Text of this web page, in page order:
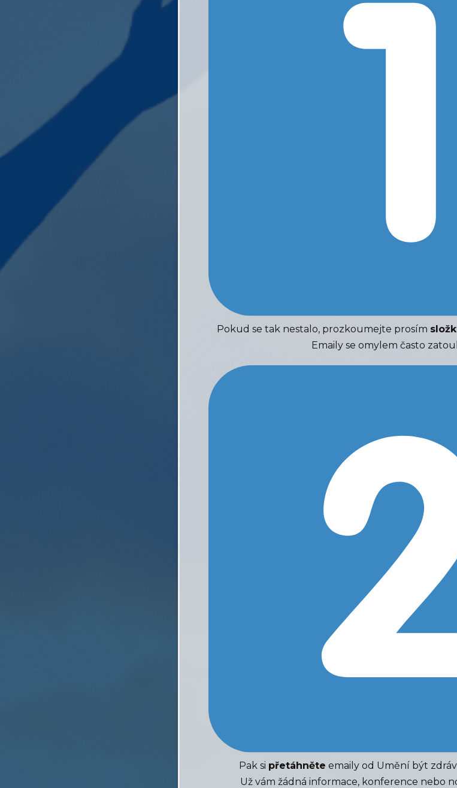
Pokud se tak nestalo, prozkoumejte prosím
Emaily se omylem často
Pak si přetáhněte emaily od Umění být
Už vám žádná informace, konference nebo